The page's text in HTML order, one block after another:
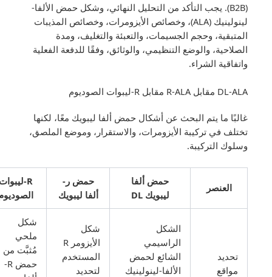
(B2B). يجب التأكد من التحليل النهائي، وشكل حمض الألفا-
لينولينيك (ALA)، وخصائص الأيزومرات، وخصائص المذيبات
المتبقية، وحجم الجسيمات، والتعبئة والتغليف، ومدة
الصلاحية، والوضع التنظيمي، والوثائق، وفقًا للدفعة الفعلية
واتفاقية الشراء.
DL-ALA مقابل R-ALA مقابل R-ليبوات الصوديوم
غالبًا ما يتم البحث عن أشكال حمض ألفا ليبويك معًا، لكنها
تختلف في تركيبة الأيزومرات، والاستقرار، وموضع الملصق،
وسلوك التركيبة.
العنصر
حمض ألفا
ليبويك DL
حمض ر-
ألفا ليبويك
R-ليبوات
الصوديوم
تحديد
مواقع
الشكل
الراسيمي
الشائع لحمض
الألفا-لينولينيك
شكل
الأيزومر R
المستخدم
لتحديد
شكل
ملحي
مُثبَّت من
حمض R-